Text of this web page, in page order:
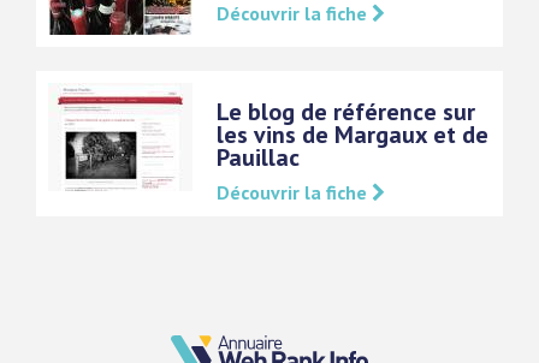
Découvrir la fiche
Le blog de référence sur
les vins de Margaux et de
Pauillac
Découvrir la fiche